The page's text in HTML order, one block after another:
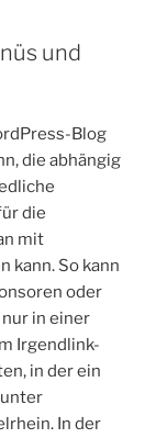
und
Blog
die abhängig
die
mit
kann. So kann
oder
in einer
Irgendlink-
in der ein
In der